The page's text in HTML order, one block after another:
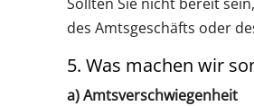
des Amtsgeschäfts oder
5. Was machen wir
a) Amtsverschwiegenheit